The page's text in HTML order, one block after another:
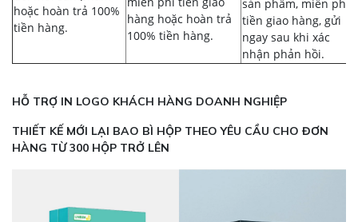
hoặc hoàn trả 100%
tiền hàng.
hàng hoặc hoàn trả
100% tiền hàng.
sản phẩm, miễn phí
tiền giao hàng, gửi
ngay sau khi xác
nhận phản hồi.
HỖ TRỢ IN LOGO KHÁCH HÀNG DOANH NGHIỆP
THIẾT KẾ MỚI LẠI BAO BÌ HỘP THEO YÊU CẦU CHO ĐƠN
HÀNG TỪ 300 HỘP TRỞ LÊN